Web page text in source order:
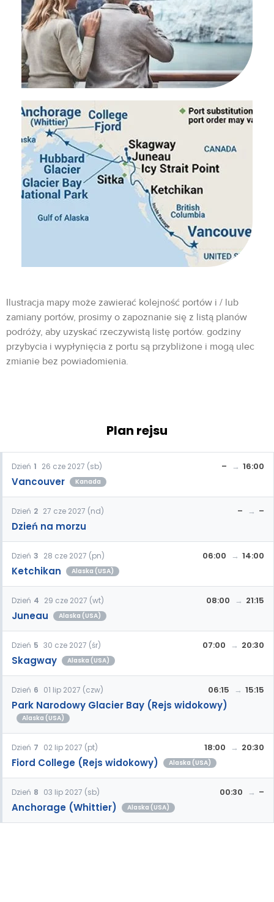
Ilustracja mapy może zawierać kolejność portów i / lub
zamiany portów, prosimy o zapoznanie się z listą planów
podróży, aby uzyskać rzeczywistą listę portów. godziny
przybycia i wypłynięcia z portu są przybliżone i mogą ulec
zmianie bez powiadomienia.
Plan rejsu
Dzień 1 26 cze 2027 (sb)
Vancouver Kanada
– 16:00
Dzień 2 27 cze 2027 (nd)
Dzień na morzu
– –
Dzień 3 28 cze 2027 (pn)
Ketchikan Alaska (USA)
06:00 14:00
Dzień 4 29 cze 2027 (wt)
Juneau Alaska (USA)
08:00 21:15
Dzień 5 30 cze 2027 (śr)
Skagway Alaska (USA)
07:00 20:30
Dzień 6 01 lip 2027 (czw)
Park Narodowy Glacier Bay (Rejs widokowy)
Alaska (USA)
06:15 15:15
Dzień 7 02 lip 2027 (pt)
Fiord College (Rejs widokowy) Alaska (USA)
18:00 20:30
Dzień 8 03 lip 2027 (sb)
Anchorage (Whittier) Alaska (USA)
00:30 –